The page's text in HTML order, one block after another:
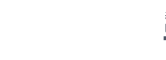
제301조 과잉생산 결과 발표 8월 중 예상
쏜 발사체는 탄도미사일 가능성